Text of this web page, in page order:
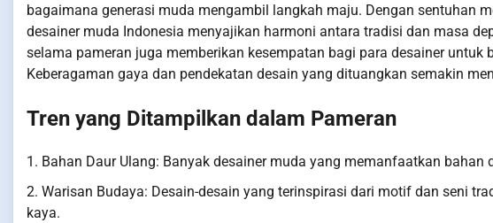
bagaimana generasi muda mengambil langkah maju. Dengan sentuhan
desainer muda Indonesia menyajikan harmoni antara tradisi dan masa
selama pameran juga memberikan kesempatan bagi para desainer untuk
Keberagaman gaya dan pendekatan desain yang dituangkan semakin
Tren yang Ditampilkan dalam Pameran
1. Bahan Daur Ulang: Banyak desainer muda yang memanfaatkan
2. Warisan Budaya: Desain-desain yang terinspirasi dari motif dan seni
kaya.